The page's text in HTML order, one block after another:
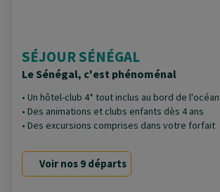
SÉJOUR SÉNÉGAL
Le Sénégal, c'est phénoménal
• Un hôtel-club 4* tout inclus au bord de l'océan
• Des animations et clubs enfants dès 4 ans
• Des excursions comprises dans votre forfait
Voir nos 9 départs